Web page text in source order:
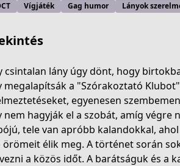
48c3-b29f-d345e65f272b
Vígjáték Gag humor Lányok
csintalan lány úgy dönt, hogy
megalapítsák a "Szórakoztató
egyenesen
nem hagyják el a szobát, amíg végre
tele van apróbb kalandokkal,
élik meg. A történet során
a közös időt. A barátságuk és a